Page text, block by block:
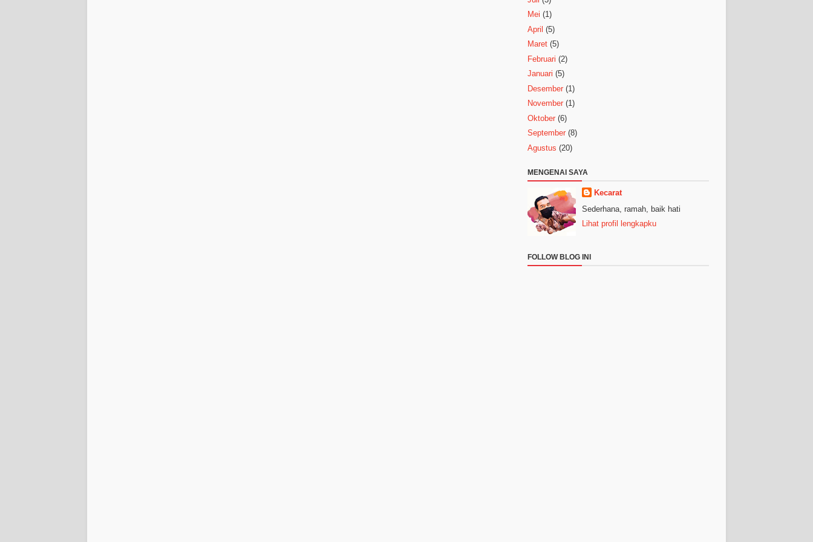
Mei (1)
April (5)
Maret (5)
Februari (2)
Januari (5)
Desember (1)
November (1)
Oktober (6)
September (8)
Agustus (20)
MENGENAI SAYA
Kecarat
Sederhana, ramah, baik hati
Lihat profil lengkapku
FOLLOW BLOG INI